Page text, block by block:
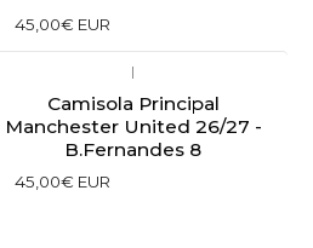
45,00€ EUR
Camisola Principal
Manchester United 26/27 -
B.Fernandes 8
45,00€ EUR